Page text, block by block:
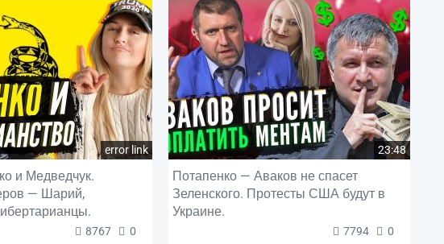
error link
и Медведчук.
— Шарий,
8767 0
23:48
Потапенко — Аваков не спасет
Зеленского. Протесты США будут в
Украине.
7794 0